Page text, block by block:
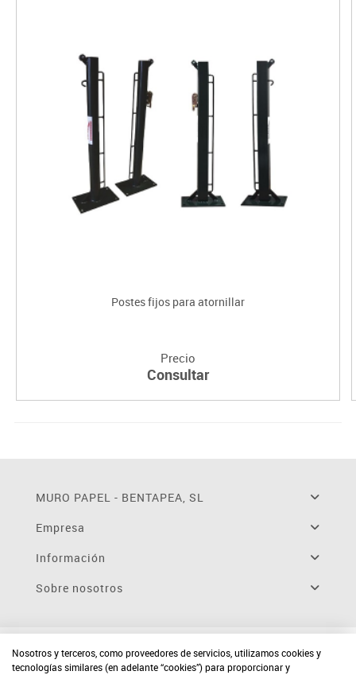
Postes fijos para atornillar
Precio
Consultar
MURO PAPEL - BENTAPEA, SL
Empresa
Información
Sobre nosotros
Nosotros y terceros, como proveedores de servicios, utilizamos cookies y
tecnologías similares (en adelante “cookies”) para proporcionar y